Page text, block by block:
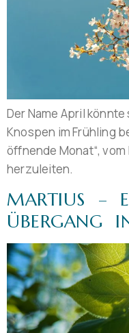
Der Name April
Knospen im Frühling
öffnende Monat“,
herzuleiten.
MARTIUS –
ÜBERGANG